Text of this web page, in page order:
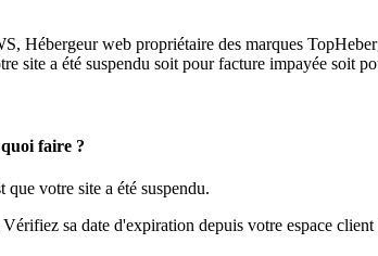
Hébergeur web propriétaire des marques
site a été suspendu soit pour facture impayée soit
faire ?
que votre site a été suspendu.
Vérifiez sa date d'expiration depuis votre espace